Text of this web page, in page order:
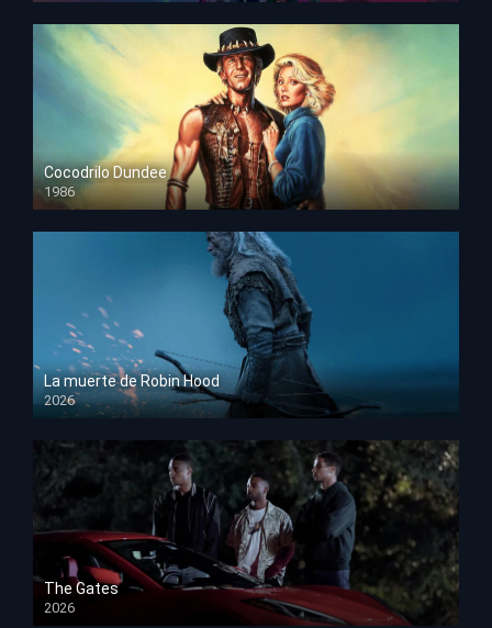
Cocodrilo Dundee
1986
HD 1080p
La muerte de Robin Hood
2026
HD 1080p
The Gates
2026
HD 1080p